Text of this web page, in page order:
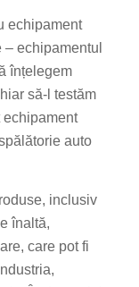
echipament
echipamentul
înțelegem
să-l testăm
auto
inclusiv
înaltă,
care pot fi